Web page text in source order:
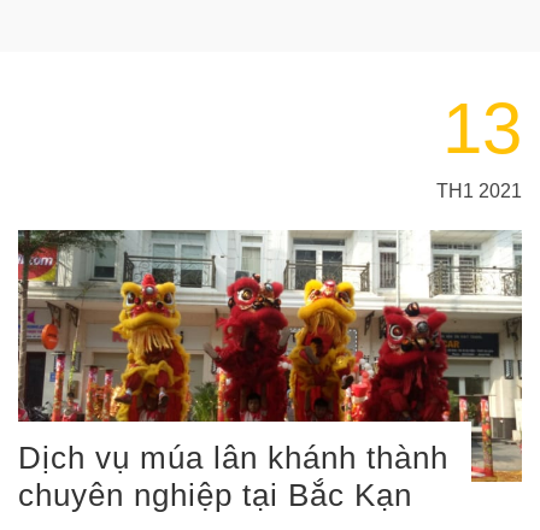
13
TH1 2021
Dịch vụ múa lân khánh thành
chuyên nghiệp tại Bắc Kạn